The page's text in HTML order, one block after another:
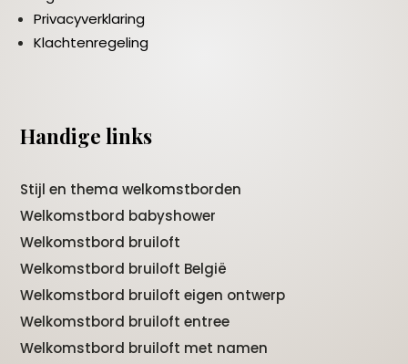
Privacyverklaring
Klachtenregeling
Handige links
Stijl en thema welkomstborden
Welkomstbord babyshower
Welkomstbord bruiloft
Welkomstbord bruiloft België
Welkomstbord bruiloft eigen ontwerp
Welkomstbord bruiloft entree
Welkomstbord bruiloft met namen